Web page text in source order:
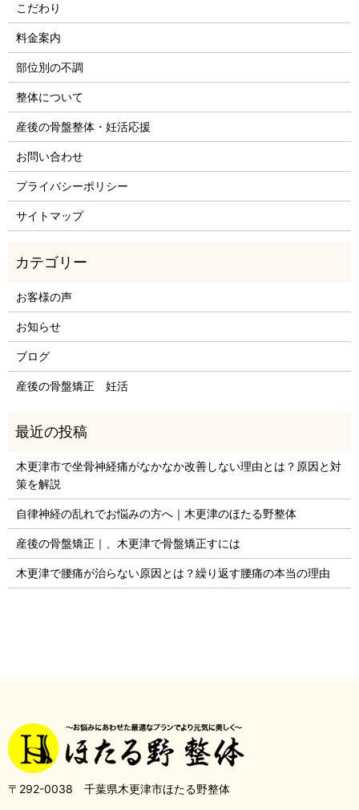
こだわり
料金案内
部位別の不調
整体について
産後の骨盤整体・妊活応援
お問い合わせ
プライバシーポリシー
サイトマップ
お客様の声
お知らせ
ブログ
産後の骨盤矯正 妊活
木更津市で坐骨神経痛がなかなか改善しない理由とは？原因と対
策を解説
自律神経の乱れでお悩みの方へ｜木更津のほたる野整体
産後の骨盤矯正｜、木更津で骨盤矯正すには
木更津で腰痛が治らない原因とは？繰り返す腰痛の本当の理由
〒292-0038 千葉県木更津市ほたる野整体